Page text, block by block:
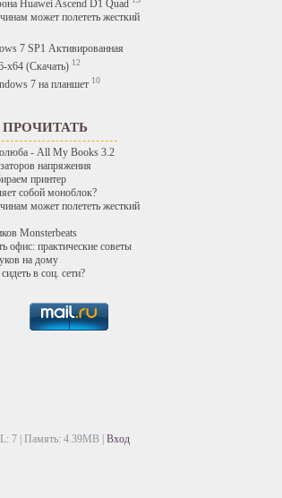
Huawei Ascend D1 Quad
может полететь жесткий
7 SP1 Активированная
x64 (Скачать) 12
7 на планшет 10
- All My Books 3.2
напряжения
принтер
собой моноблок?
может полететь жесткий
Monsterbeats
офис: практические советы
на дому
в соц. сети?
7 | Память: 4.39MB Вход